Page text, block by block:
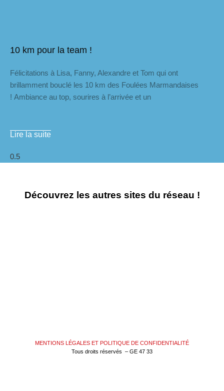
10 km pour la team !
Félicitations à Lisa, Fanny, Alexandre et Tom qui ont
brillamment bouclé les 10 km des Foulées Marmandaises
! Ambiance au top, sourires à l’arrivée et un
Lire la suite
Découvrez les autres sites du réseau !
MENTIONS LÉGALES ET POLITIQUE DE CONFIDENTIALITÉ
Tous droits réservés – GE 47 33